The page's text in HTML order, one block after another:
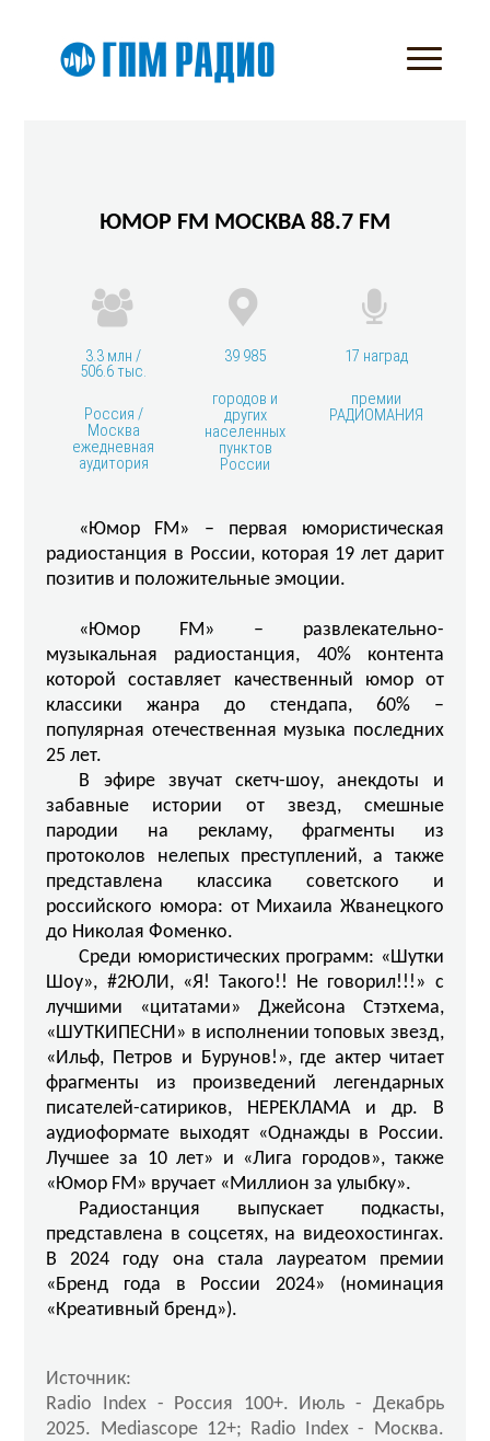
ЮМОР FM МОСКВА 88.7 FM
3.3 млн /
506.6 тыс.
Россия /
Москва
ежедневная
аудитория
39 985
городов и
других
населенных
пунктов
России
17 наград
премии
РАДИОМАНИЯ
«Юмор FM» – первая юмористическая
радиостанция в России, которая 19 лет дарит
позитив и положительные эмоции.
«Юмор FM» – развлекательно-
музыкальная радиостанция, 40% контента
которой составляет качественный юмор от
классики жанра до стендапа, 60% –
популярная отечественная музыка последних
25 лет.
В эфире звучат скетч-шоу, анекдоты и
забавные истории от звезд, смешные
пародии на рекламу, фрагменты из
протоколов нелепых преступлений, а также
представлена классика советского и
российского юмора: от Михаила Жванецкого
до Николая Фоменко.
Среди юмористических программ: «Шутки
Шоу», #2ЮЛИ, «Я! Такого!! Не говорил!!!» с
лучшими «цитатами» Джейсона Стэтхема,
«ШУТКИПЕСНИ» в исполнении топовых звезд,
«Ильф, Петров и Бурунов!», где актер читает
фрагменты из произведений легендарных
писателей-сатириков, НЕРЕКЛАМА и др. В
аудиоформате выходят «Однажды в России.
Лучшее за 10 лет» и «Лига городов», также
«Юмор FM» вручает «Миллион за улыбку».
Радиостанция выпускает подкасты,
представлена в соцсетях, на видеохостингах.
В 2024 году она стала лауреатом премии
«Бренд года в России 2024» (номинация
«Креативный бренд»).
Источник:
Radio Index - Россия 100+. Июль - Декабрь
2025. Mediascope 12+; Radio Index - Москва.